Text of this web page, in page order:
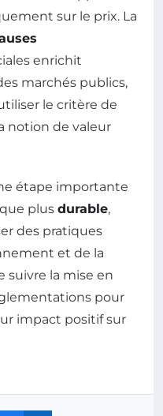
sur le prix. La
enrichit
marchés publics,
le critère de
notion de valeur
étape importante
plus durable,
des pratiques
et de la
suivre la mise en
pour
impact positif sur